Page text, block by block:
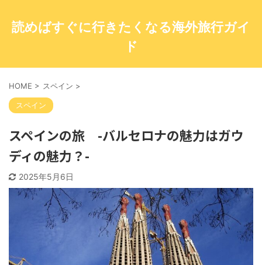
読めばすぐに行きたくなる海外旅行ガイ
ド
HOME > スペイン >
スペイン
スペインの旅 -バルセロナの魅力はガウ
ディの魅力？-
2025年5月6日